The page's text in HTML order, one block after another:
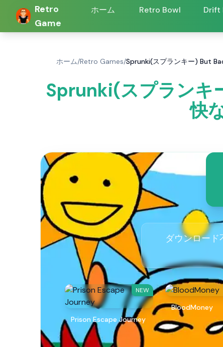
Retro
Game
ホーム Retro Bowl Drift
ホーム/Retro Games/Sprunki(スプランキー) But
Sprunki(スプランキ
快
ダウンロー
NEW
Prison Escape Journey
BloodMoney